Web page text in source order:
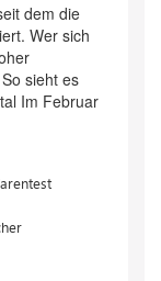
dem die
Wer sich
sieht es
Im Februar